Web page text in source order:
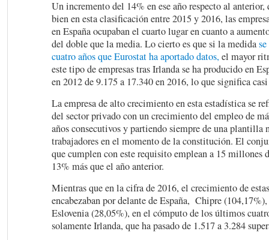
Un incremento del 14% en ese año respecto al anterior,
bien en esta clasificación entre 2015 y 2016, las
en España ocupaban el cuarto lugar en cuanto a
del doble que la media. Lo cierto es que si la medida
cuatro años que Eurostat ha aportado datos, el mayor
este tipo de empresas tras Irlanda se ha producido en
en 2012 de 9.175 a 17.340 en 2016, lo que significa
La empresa de alto crecimiento en esta estadística se
del sector privado con un crecimiento del empleo de
años consecutivos y partiendo siempre de una plantilla
trabajadores en el momento de la constitución. El
que cumplen con este requisito emplean a 15 millones
13% más que el año anterior.
Mientras que en la cifra de 2016, el crecimiento de
encabezaban por delante de España, Chipre
Eslovenia (28,05%), en el cómputo de los últimos
solamente Irlanda, que ha pasado de 1.517 a 3.284